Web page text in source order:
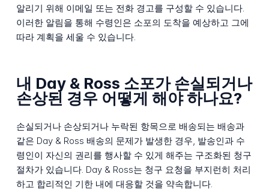
알리기 위해 이메일 또는 전화 경고를 구성할 수 있습니다.
이러한 알림을 통해 수령인은 소포의 도착을 예상하고 그에
따라 계획을 세울 수 있습니다.
내 Day & Ross 소포가 손실되거나
손상된 경우 어떻게 해야 하나요?
손실되거나 손상되거나 누락된 항목으로 배송되는 배송과
같은 Day & Ross 배송의 문제가 발생한 경우, 발송인과 수
령인이 자신의 권리를 행사할 수 있게 해주는 구조화된 청구
절차가 있습니다. Day & Ross는 청구 요청을 부지런히 처리
하고 합리적인 기한 내에 대응할 것을 약속합니다.